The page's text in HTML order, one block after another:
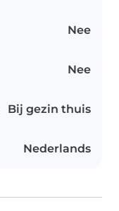
Nee
Nee
Bij gezin thuis
Nederlands